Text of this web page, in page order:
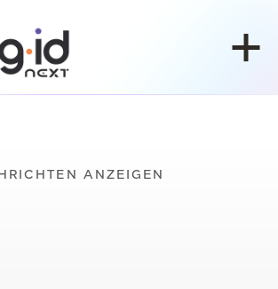
ANZEIGEN